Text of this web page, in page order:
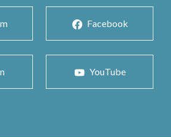
Facebook
YouTube